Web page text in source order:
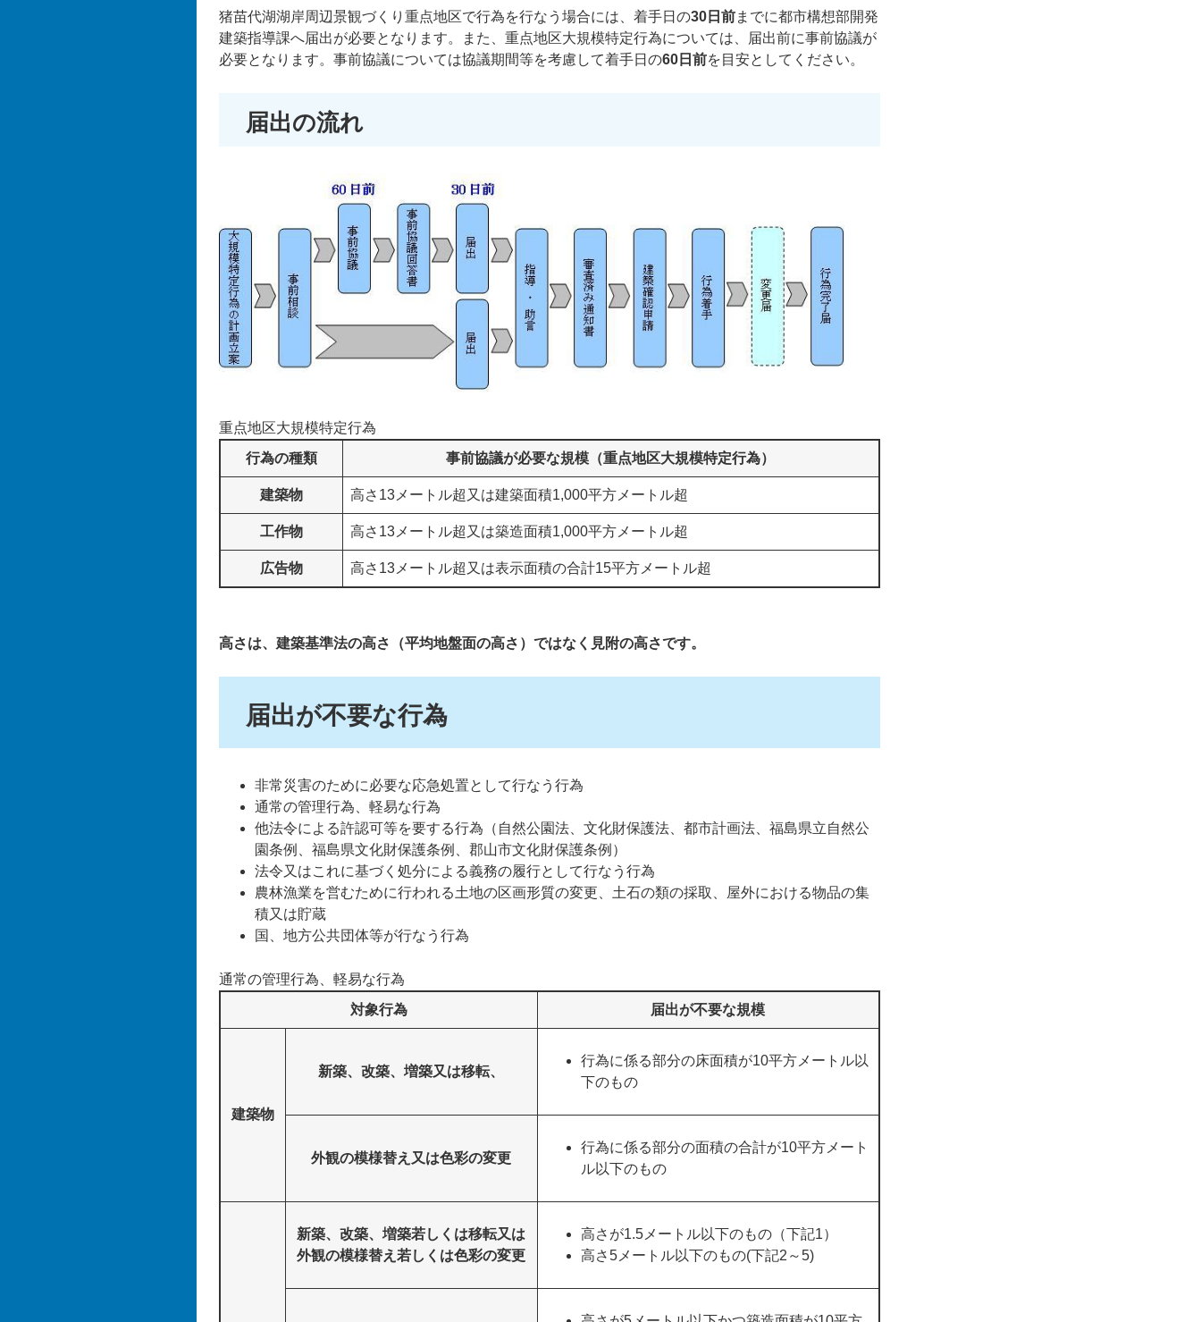
猪苗代湖湖岸周辺景観づくり重点地区で行為を行なう場合には、着手日の30日前までに都市構想部開発
建築指導課へ届出が必要となります。また、重点地区大規模特定行為については、届出前に事前協議が
必要となります。事前協議については協議期間等を考慮して着手日の60日前を目安としてください。
届出の流れ
重点地区大規模特定行為
行為の種類
事前協議が必要な規模（重点地区大規模特定行為）
建築物 高さ13メートル超又は建築面積1,000平方メートル超
工作物 高さ13メートル超又は築造面積1,000平方メートル超
広告物 高さ13メートル超又は表示面積の合計15平方メートル超
高さは、建築基準法の高さ（平均地盤面の高さ）ではなく見附の高さです。
届出が不要な行為
非常災害のために必要な応急処置として行なう行為
通常の管理行為、軽易な行為
他法令による許認可等を要する行為（自然公園法、文化財保護法、都市計画法、福島県立自然公
園条例、福島県文化財保護条例、郡山市文化財保護条例）
法令又はこれに基づく処分による義務の履行として行なう行為
農林漁業を営むために行われる土地の区画形質の変更、土石の類の採取、屋外における物品の集
積又は貯蔵
国、地方公共団体等が行なう行為
通常の管理行為、軽易な行為
対象行為
届出が不要な規模
建築物
新築、改築、増築又は移転、
行為に係る部分の床面積が10平方メートル以
下のもの
外観の模様替え又は色彩の変更
行為に係る部分の面積の合計が10平方メート
ル以下のもの
新築、改築、増築若しくは移転又は
外観の模様替え若しくは色彩の変更
高さが1.5メートル以下のもの（下記1）
高さ5メートル以下のもの(下記2～5)